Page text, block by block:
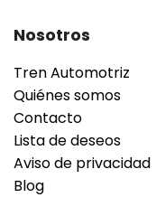
Nosotros
Tren Automotriz
Quiénes somos
Contacto
Lista de deseos
Aviso de privacidad
Blog